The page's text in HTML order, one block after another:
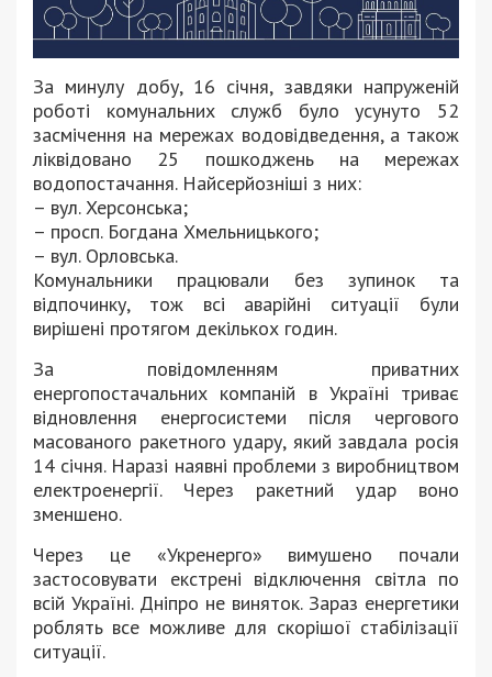
За минулу добу, 16 січня, завдяки напруженій
роботі комунальних служб було усунуто 52
засмічення на мережах водовідведення, а також
ліквідовано 25 пошкоджень на мережах
водопостачання. Найсерйозніші з них:
– вул. Херсонська;
– просп. Богдана Хмельницького;
– вул. Орловська.
Комунальники працювали без зупинок та
відпочинку, тож всі аварійні ситуації були
вирішені протягом декількох годин.
За повідомленням приватних
енергопостачальних компаній в Україні триває
відновлення енергосистеми після чергового
масованого ракетного удару, який завдала росія
14 січня. Наразі наявні проблеми з виробництвом
електроенергії. Через ракетний удар воно
зменшено.
Через це «Укренерго» вимушено почали
застосовувати екстрені відключення світла по
всій Україні. Дніпро не виняток. Зараз енергетики
роблять все можливе для скорішої стабілізації
ситуації.